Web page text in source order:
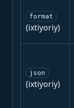
format
(ixtiyoriy)
json
(ixtiyoriy)